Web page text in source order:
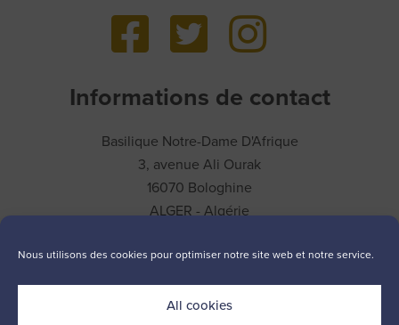
Nous utilisons des cookies pour optimiser notre site web et notre service.
All cookies
Informations de contact
Basilique Notre-Dame D'Afrique
3, avenue Ali Ourak
16070 Bologhine
ALGER - Algérie